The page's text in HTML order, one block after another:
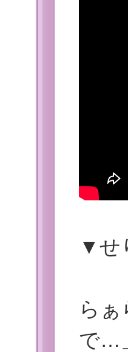
▼せ
ら
で…